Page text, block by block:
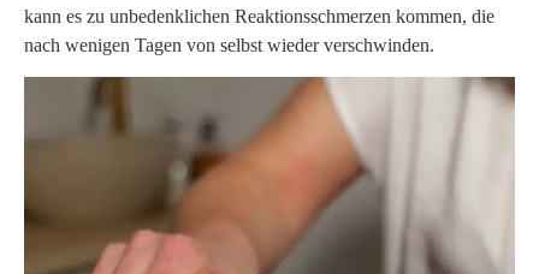
kann es zu unbedenklichen Reaktionsschmerzen kommen, die
nach wenigen Tagen von selbst wieder verschwinden.